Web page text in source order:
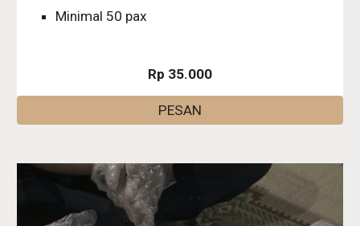
Minimal 50 pax
Rp 35.000
PESAN